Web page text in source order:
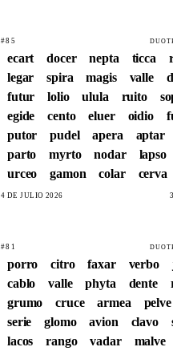
#85
ecart docer nepta ticca
legar
spira magis valle
futur
lolio ulula ruito
egide
cento eluer oidio
putor
pudel apera
aptar
parto
myrto nodar
lapso
urceo
gamon colar cerva
4 DE JULIO 2026
#81
porro citro faxar verbo
cablo
valle phyta dente
grumo
cruce armea
pelve
serie
glomo avion clavo
lacos
rango vadar
malve